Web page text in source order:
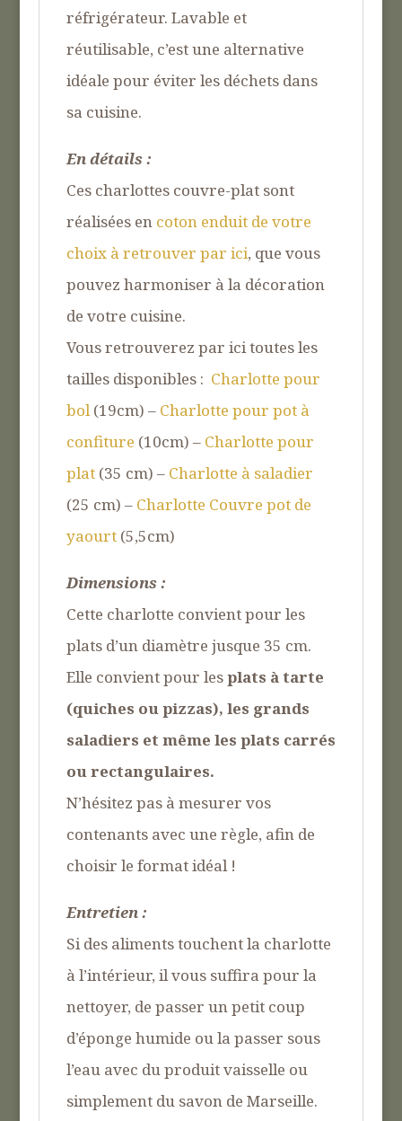
réfrigérateur. Lavable et
réutilisable, c’est une alternative
idéale pour éviter les déchets dans
sa cuisine.
En détails :
Ces charlottes couvre-plat sont
réalisées en coton enduit de votre
choix à retrouver par ici, que vous
pouvez harmoniser à la décoration
de votre cuisine.
Vous retrouverez par ici toutes les
tailles disponibles : Charlotte pour
bol(19cm) – Charlotte pour pot à
confiture (10cm) –Charlotte pour
plat(35 cm) – Charlotte à saladier
(25 cm) – Charlotte Couvre pot de
yaourt(5,5cm)
Dimensions :
Cette charlotte convient pour les
plats d’un diamètre jusque 35 cm.
Elle convient pour lesplats à tarte
(quiches ou pizzas), les grands
saladiers et même les plats carrés
ou rectangulaires.
N’hésitez pas à mesurer vos
contenants avec une règle, afin de
choisir le format idéal !
Entretien :
Si des aliments touchent la charlotte
à l’intérieur, il vous suffira pour la
nettoyer, de passer un petit coup
d’éponge humide ou la passer sous
l’eau avec du produit vaisselle ou
simplement du savon de Marseille.